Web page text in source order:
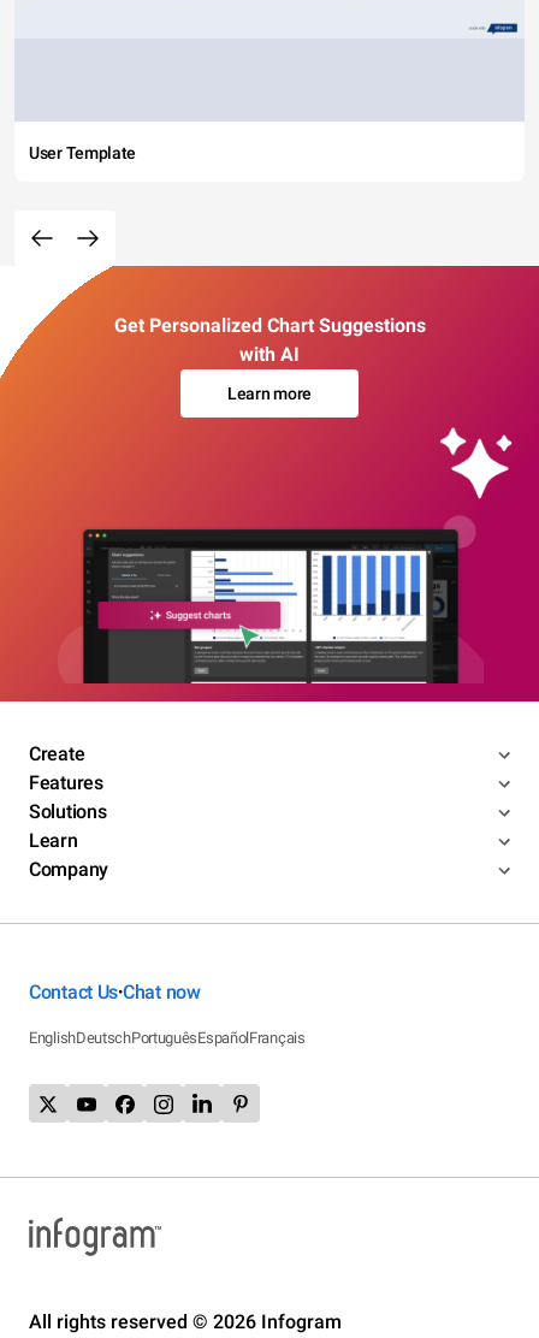
User Template
Get Personalized Chart Suggestions
with AI
Learn more
Create
Features
Solutions
Learn
Company
Contact Us•Chat now
EnglishDeutschPortuguêsEspañolFrançais
All rights reserved © 2026 Infogram